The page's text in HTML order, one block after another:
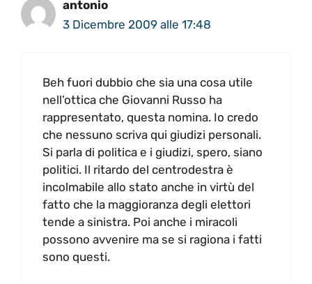
antonio
3 Dicembre 2009 alle 17:48
Beh fuori dubbio che sia una cosa utile
nell’ottica che Giovanni Russo ha
rappresentato, questa nomina. Io credo
che nessuno scriva qui giudizi personali.
Si parla di politica e i giudizi, spero, siano
politici. Il ritardo del centrodestra è
incolmabile allo stato anche in virtù del
fatto che la maggioranza degli elettori
tende a sinistra. Poi anche i miracoli
possono avvenire ma se si ragiona i fatti
sono questi.